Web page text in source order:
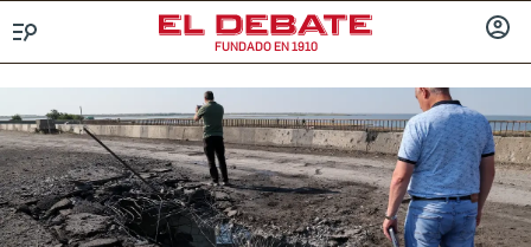
FUNDADO EN 1910